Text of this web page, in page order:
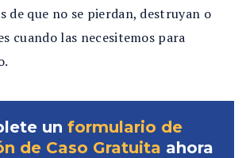
de que no se pierdan, destruyan o
cuando las necesitemos para
un formulario de
de Caso Gratuita ahora